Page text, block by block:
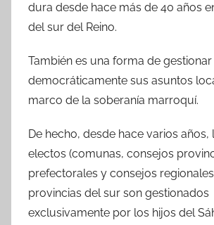
dura desde hace más de 40 años
del sur del Reino.
También es una forma de gestionar
democráticamente sus asuntos
marco de la soberanía marroquí.
De hecho, desde hace varios años,
electos (comunas, consejos
prefectorales y consejos
provincias del sur son gestionados
exclusivamente por los hijos del